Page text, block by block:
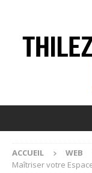
ACCUEIL WEB
Maîtriser votre